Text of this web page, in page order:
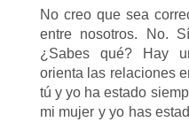
No creo que sea
entre nosotros. No.
¿Sabes qué? Hay
orienta las relaciones
tú y yo ha estado
mi mujer y yo has